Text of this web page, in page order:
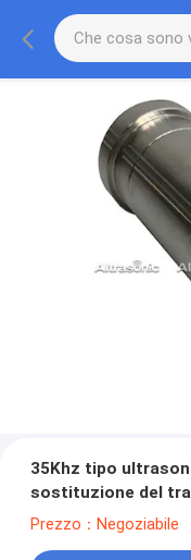
35Khz tipo
sostituzione del
Prezzo：Negoziabile